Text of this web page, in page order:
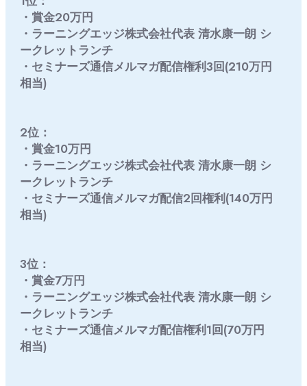
・賞金20万円
・ラーニングエッジ株式会社代表 清水康一朗 シ
ークレットランチ
・セミナーズ通信メルマガ配信権利3回(210万円
相当)
2位：
・賞金10万円
・ラーニングエッジ株式会社代表 清水康一朗 シ
ークレットランチ
・セミナーズ通信メルマガ配信2回権利(140万円
相当)
3位：
・賞金7万円
・ラーニングエッジ株式会社代表 清水康一朗 シ
ークレットランチ
・セミナーズ通信メルマガ配信権利1回(70万円
相当)